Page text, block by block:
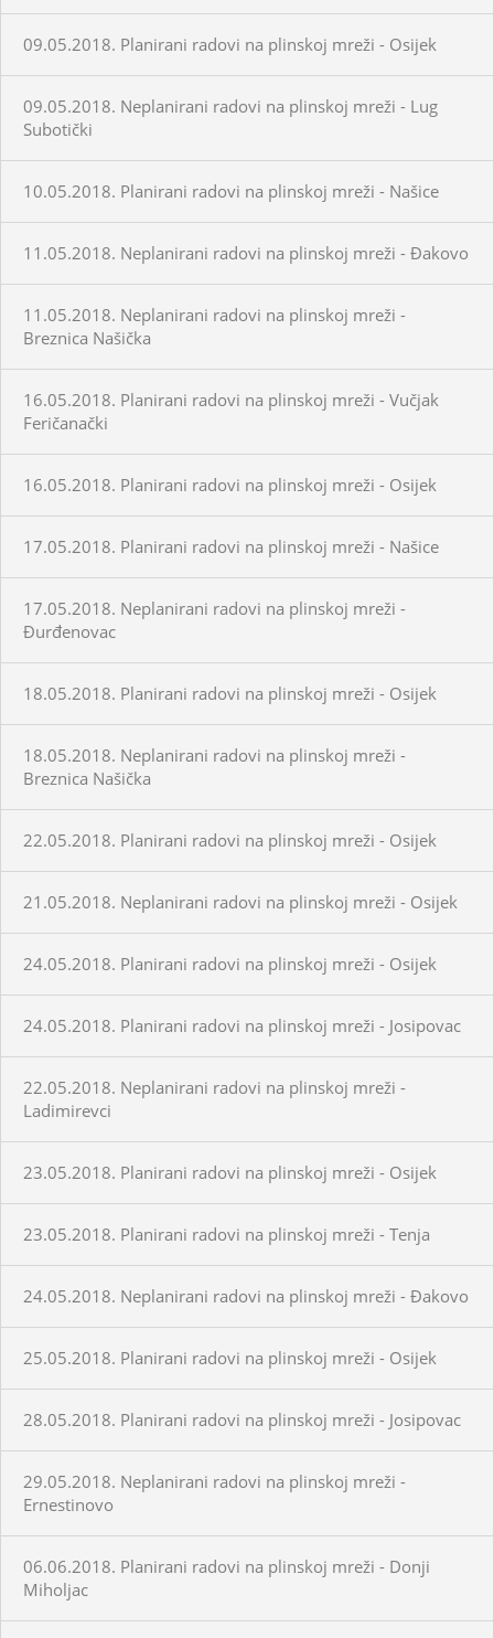
09.05.2018. Planirani radovi na plinskoj mreži - Osijek
09.05.2018. Neplanirani radovi na plinskoj mreži - Lug
Subotički
10.05.2018. Planirani radovi na plinskoj mreži - Našice
11.05.2018. Neplanirani radovi na plinskoj mreži - Đakovo
11.05.2018. Neplanirani radovi na plinskoj mreži -
Breznica Našička
16.05.2018. Planirani radovi na plinskoj mreži - Vučjak
Feričanački
16.05.2018. Planirani radovi na plinskoj mreži - Osijek
17.05.2018. Planirani radovi na plinskoj mreži - Našice
17.05.2018. Neplanirani radovi na plinskoj mreži -
Đurđenovac
18.05.2018. Planirani radovi na plinskoj mreži - Osijek
18.05.2018. Neplanirani radovi na plinskoj mreži -
Breznica Našička
22.05.2018. Planirani radovi na plinskoj mreži - Osijek
21.05.2018. Neplanirani radovi na plinskoj mreži - Osijek
24.05.2018. Planirani radovi na plinskoj mreži - Osijek
24.05.2018. Planirani radovi na plinskoj mreži - Josipovac
22.05.2018. Neplanirani radovi na plinskoj mreži -
Ladimirevci
23.05.2018. Planirani radovi na plinskoj mreži - Osijek
23.05.2018. Planirani radovi na plinskoj mreži - Tenja
24.05.2018. Neplanirani radovi na plinskoj mreži - Đakovo
25.05.2018. Planirani radovi na plinskoj mreži - Osijek
28.05.2018. Planirani radovi na plinskoj mreži - Josipovac
29.05.2018. Neplanirani radovi na plinskoj mreži -
Ernestinovo
06.06.2018. Planirani radovi na plinskoj mreži - Donji
Miholjac